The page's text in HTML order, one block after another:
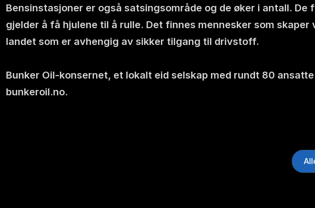
Bensinstasjoner er også satsingsområde og de øker i antall.
gjelder å få hjulene til å rulle. Det finnes mennesker som
landet som er avhengig av sikker tilgang til drivstoff.
Bunker Oil-konsernet, et lokalt eid selskap med rundt 80
bunkeroil.no.